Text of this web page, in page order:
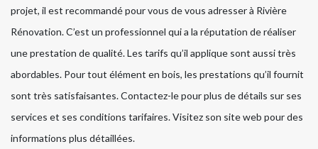
projet, il est recommandé pour vous de vous adresser à Rivière
Rénovation. C’est un professionnel qui a la réputation de réaliser
une prestation de qualité. Les tarifs qu’il applique sont aussi très
abordables. Pour tout élément en bois, les prestations qu’il fournit
sont très satisfaisantes. Contactez-le pour plus de détails sur ses
services et ses conditions tarifaires. Visitez son site web pour des
informations plus détaillées.